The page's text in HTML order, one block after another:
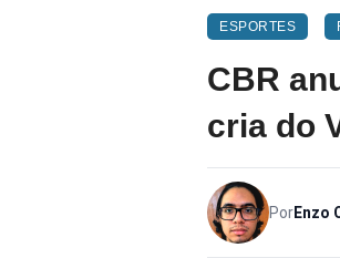
ESPORTES
CBR
cria do
PorEnzo